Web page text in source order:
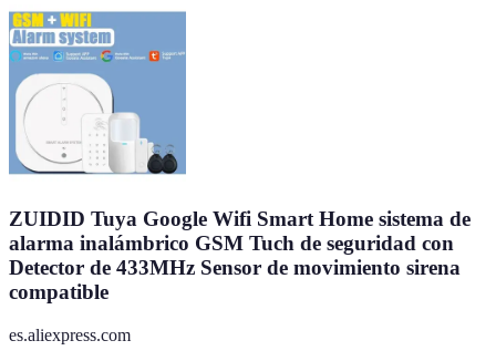
ZUIDID Tuya Google Wifi Smart Home sistema de
alarma inalámbrico GSM Tuch de seguridad con
Detector de 433MHz Sensor de movimiento sirena
compatible
es.aliexpress.com